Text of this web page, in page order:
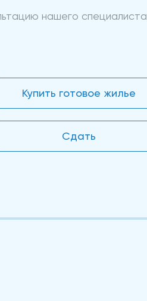
нашего специалиста
Купить готовое жилье
Сдать